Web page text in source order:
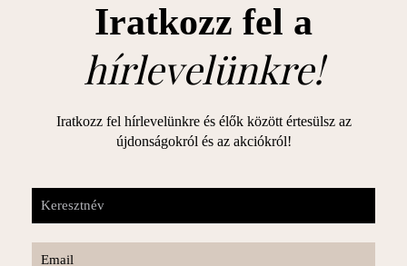
Iratkozz fel a
hírlevelünkre!
Iratkozz fel hírlevelünkre és élők között értesülsz az
újdonságokról és az akciókról!